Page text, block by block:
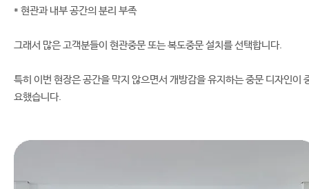
* 현관과 내부 공간의 분리 부족
그래서 많은 고객분들이 현관중문 또는 복도중문 설치를 선택합니다.
특히 이번 현장은 공간을 막지 않으면서 개방감을 유지하는 중문 디자인이
요했습니다.